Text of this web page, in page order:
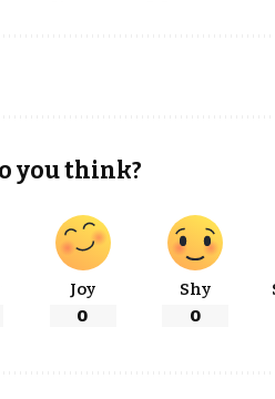
you think?
Joy
0
Shy
0